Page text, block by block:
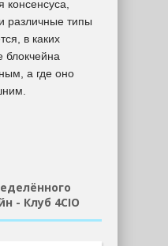
различные типы
в каких
блокчейна
а где оно
- Клуб 4CIO